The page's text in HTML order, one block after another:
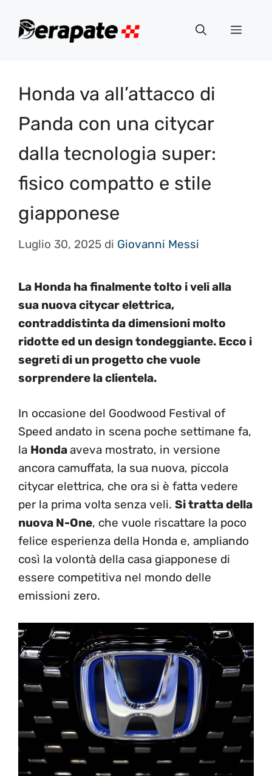
Menu
Honda va all’attacco di
Panda con una citycar
dalla tecnologia super:
fisico compatto e stile
giapponese
Luglio 30, 2025 di Giovanni Messi
La Honda ha finalmente tolto i veli alla
sua nuova citycar elettrica,
contraddistinta da dimensioni molto
ridotte ed un design tondeggiante. Ecco i
segreti di un progetto che vuole
sorprendere la clientela.
In occasione del Goodwood Festival of
Speed andato in scena poche settimane fa,
la Hondaaveva mostrato, in versione
ancora camuffata, la sua nuova, piccola
citycar elettrica, che ora si è fatta vedere
per la prima volta senza veli. Si tratta della
nuova N-One, che vuole riscattare la poco
felice esperienza della Honda e, ampliando
così la volontà della casa giapponese di
essere competitiva nel mondo delle
emissioni zero.